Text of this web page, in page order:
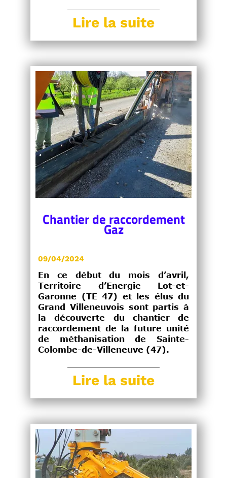
Lire la suite
Chantier de raccordement
Gaz
09/04/2024
En ce début du mois d’avril,
Territoire d’Energie Lot-et-
Garonne (TE 47) et les élus du
Grand Villeneuvois sont partis à
la découverte du chantier de
raccordement de la future unité
de méthanisation de Sainte-
Colombe-de-Villeneuve (47).
Lire la suite